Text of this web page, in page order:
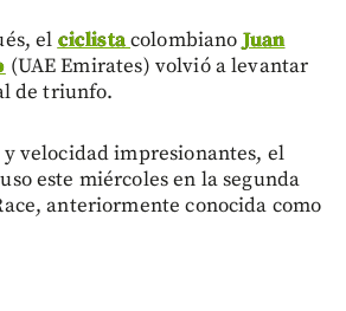
el ciclistacolombianoJuan
(UAE Emirates) volvió a levantar
de triunfo.
velocidad impresionantes, el
este miércoles en la segunda
anteriormente conocida como